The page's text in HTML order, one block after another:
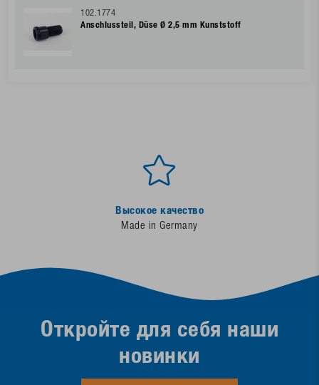
102.1774
Anschlussteil, Düse Ø 2,5 mm Kunststoff
Высокое качество
Made in Germany
Откройте для себя наши
новинки